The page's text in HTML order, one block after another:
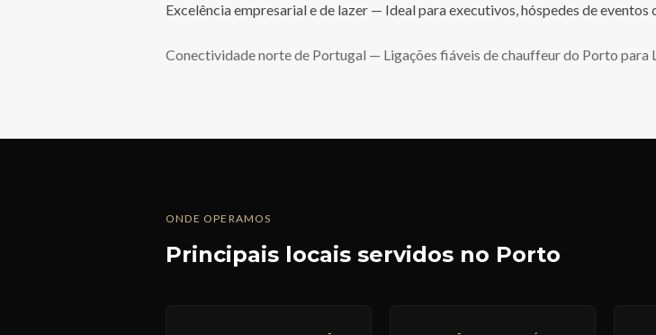
Excelência empresarial e de lazer — Ideal para executivos, hóspedes de
Conectividade norte de Portugal — Ligações fiáveis de chauffeur do Porto para
ONDE OPERAMOS
Principais locais servidos no Porto